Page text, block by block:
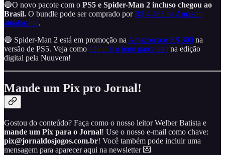
🔵O novo pacote com o PS5 e Spider-Man 2 incluso chegou ao
Brasil. O bundle pode ser comprado porR$ 4.463 na Amazon
atualmente.
🔵 Spider-Man 2 está em promoção na Amazon por R$ 300 na
versão de PS5. Veja como adquirir o jogo parcelado na edição
digital pela Nuuvem!
Mande um Pix pro Jornal!
Gostou do conteúdo? Faça como o nosso leitor Welber Batista e
mande um Pix para o Jornal! Use o nosso e-mail como chave:
pix@jornaldosjogos.com.br! Você também pode incluir uma
mensagem para aparecer aqui na newsletter 💌